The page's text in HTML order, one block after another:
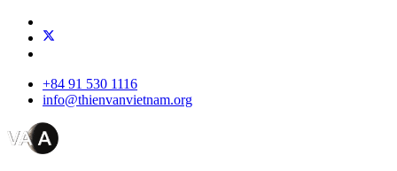
+84 91 530 1116
info@thienvanvietnam.org